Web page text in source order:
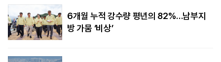
6개월 누적 강수량 평년의 82%…남부지
방 가뭄 ‘비상’